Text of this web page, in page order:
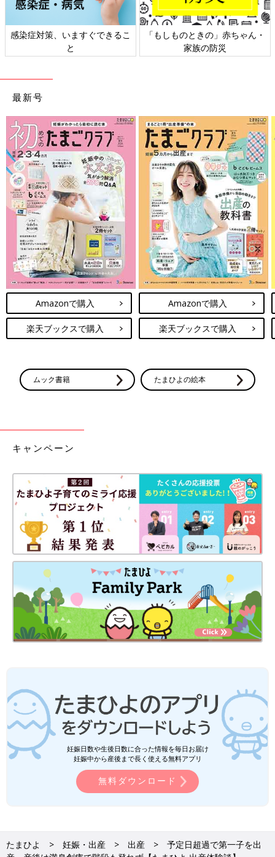
感染症対策、いますぐできるこ
と
「もしものときの」赤ちゃん・
家族の防災
最新号
Amazonで購入
楽天ブックスで購入
Amazonで購入
楽天ブックスで購入
ムック書籍 たまひよの絵本
キャンペーン
妊娠日数や生後日数に合った情報を毎日お届け
妊娠中から産後まで長く使える無料アプリ
無料ダウンロード
たまひよ 妊娠・出産 出産
予定日超過で第一子を出